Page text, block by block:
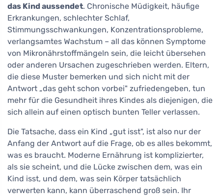
das Kind aussendet. Chronische Müdigkeit, häufige
Erkrankungen, schlechter Schlaf,
Stimmungsschwankungen, Konzentrationsprobleme,
verlangsamtes Wachstum – all das können Symptome
von Mikronährstoffmängeln sein, die leicht übersehen
oder anderen Ursachen zugeschrieben werden. Eltern,
die diese Muster bemerken und sich nicht mit der
Antwort „das geht schon vorbei" zufriedengeben, tun
mehr für die Gesundheit ihres Kindes als diejenigen, die
sich allein auf einen optisch bunten Teller verlassen.
Die Tatsache, dass ein Kind „gut isst", ist also nur der
Anfang der Antwort auf die Frage, ob es alles bekommt,
was es braucht. Moderne Ernährung ist komplizierter,
als sie scheint, und die Lücke zwischen dem, was ein
Kind isst, und dem, was sein Körper tatsächlich
verwerten kann, kann überraschend groß sein. Ihr